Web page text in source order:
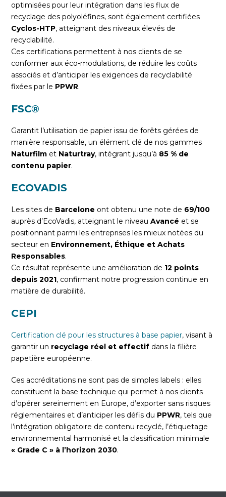
optimisées pour leur intégration dans les flux de
recyclage des polyoléfines, sont également certifiées
Cyclos-HTP, atteignant des niveaux élevés de
recyclabilité.
Ces certifications permettent à nos clients de se
conformer aux éco-modulations, de réduire les coûts
associés et d’anticiper les exigences de recyclabilité
fixées par le PPWR.
FSC®
Garantit l’utilisation de papier issu de forêts gérées de
manière responsable, un élément clé de nos gammes
Naturfilm et Naturtray, intégrant jusqu’à 85 % de
contenu papier.
ECOVADIS
Les sites de Barcelone ont obtenu une note de 69/100
auprès d’EcoVadis, atteignant le niveauAvancé et se
positionnant parmi les entreprises les mieux notées du
secteur en Environnement, Éthique et Achats
Responsables.
Ce résultat représente une amélioration de 12 points
depuis 2021, confirmant notre progression continue en
matière de durabilité.
CEPI
Certification clé pour les structures à base papier, visant à
garantir un recyclage réel et effectif dans la filière
papetière européenne.
Ces accréditations ne sont pas de simples labels : elles
constituent la base technique qui permet à nos clients
d’opérer sereinement en Europe, d’exporter sans risques
réglementaires et d’anticiper les défis du PPWR, tels que
l’intégration obligatoire de contenu recyclé, l’étiquetage
environnemental harmonisé et la classification minimale
« Grade C » à l’horizon 2030.